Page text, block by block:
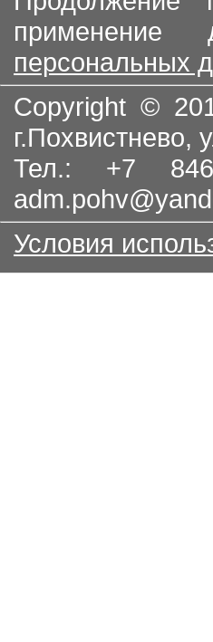
персональных
Copyright ©
г.Похвистнево,
Тел.: +7
Условия